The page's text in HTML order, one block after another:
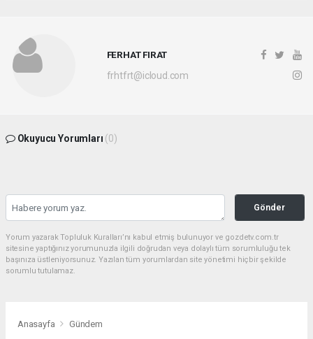
FERHAT FIRAT
frhtfrt@icloud.com
Okuyucu Yorumları (0)
Gönder
Yorum yazarak Topluluk Kuralları’nı kabul etmiş bulunuyor ve gozdetv.com.tr
sitesine yaptığınız yorumunuzla ilgili doğrudan veya dolaylı tüm sorumluluğu tek
başınıza üstleniyorsunuz. Yazılan tüm yorumlardan site yönetimi hiçbir şekilde
sorumlu tutulamaz.
Anasayfa Gündem